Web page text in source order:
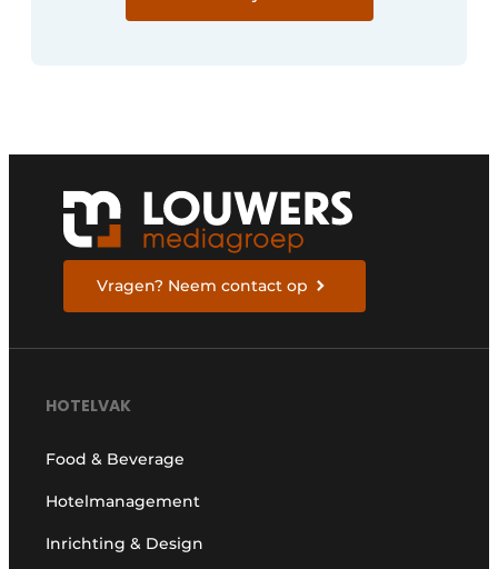
Vragen? Neem contact op
HOTELVAK
Food & Beverage
Hotelmanagement
Inrichting & Design